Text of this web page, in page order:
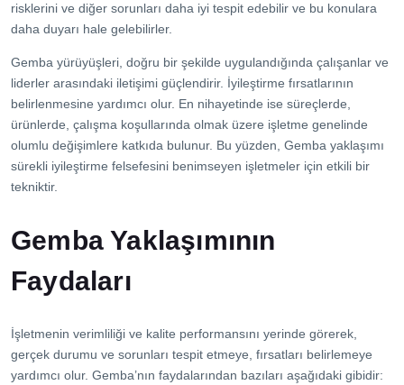
risklerini ve diğer sorunları daha iyi tespit edebilir ve bu konulara
daha duyarı hale gelebilirler.
Gemba yürüyüşleri, doğru bir şekilde uygulandığında çalışanlar ve
liderler arasındaki iletişimi güçlendirir. İyileştirme fırsatlarının
belirlenmesine yardımcı olur. En nihayetinde ise süreçlerde,
ürünlerde, çalışma koşullarında olmak üzere işletme genelinde
olumlu değişimlere katkıda bulunur. Bu yüzden, Gemba yaklaşımı
sürekli iyileştirme felsefesini benimseyen işletmeler için etkili bir
tekniktir.
Gemba Yaklaşımının
Faydaları
İşletmenin verimliliği ve kalite performansını yerinde görerek,
gerçek durumu ve sorunları tespit etmeye, fırsatları belirlemeye
yardımcı olur. Gemba’nın faydalarından bazıları aşağıdaki gibidir: